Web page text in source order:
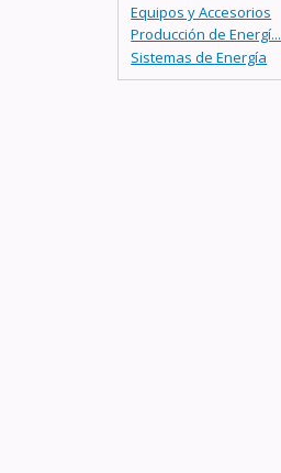
Equipos y Accesorios
Producción de Energí...
Sistemas de Energía